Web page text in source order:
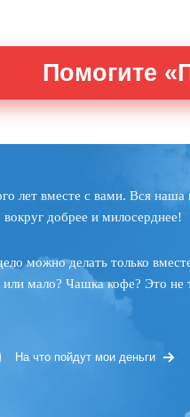
Помогите
лет вместе с вами. Вся
добрее и милосерднее!
можно делать только
мало? Чашка кофе? Это
На что пойдут мои деньги